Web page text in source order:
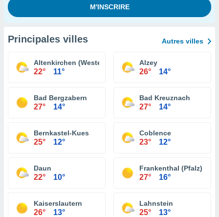
Principales villes Autres villes
Altenkirchen (Westerwald)
22° 11°
Alzey
26° 14°
Bad Bergzabern
27° 14°
Bad Kreuznach
27° 14°
Bernkastel-Kues
25° 12°
Coblence
23° 12°
Daun
22° 10°
Frankenthal (Pfalz)
27° 16°
Kaiserslautern
26° 13°
Lahnstein
25° 13°